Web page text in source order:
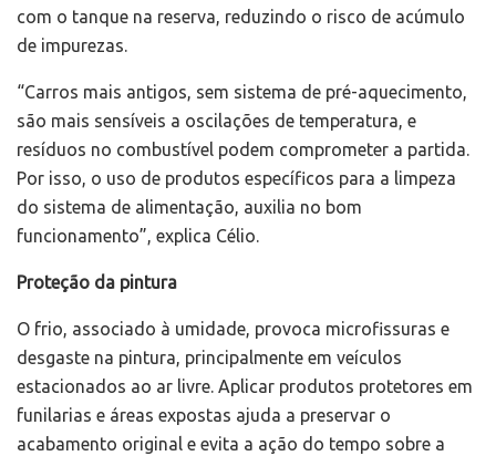
com o tanque na reserva, reduzindo o risco de acúmulo
de impurezas.
“Carros mais antigos, sem sistema de pré-aquecimento,
são mais sensíveis a oscilações de temperatura, e
resíduos no combustível podem comprometer a partida.
Por isso, o uso de produtos específicos para a limpeza
do sistema de alimentação, auxilia no bom
funcionamento”, explica Célio.
Proteção da pintura
O frio, associado à umidade, provoca microfissuras e
desgaste na pintura, principalmente em veículos
estacionados ao ar livre. Aplicar produtos protetores em
funilarias e áreas expostas ajuda a preservar o
acabamento original e evita a ação do tempo sobre a